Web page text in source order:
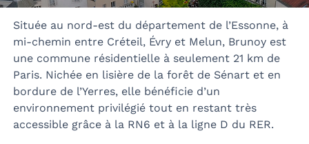
Située au nord-est du département de l’Essonne, à
mi-chemin entre Créteil, Évry et Melun, Brunoy est
une commune résidentielle à seulement 21 km de
Paris. Nichée en lisière de la forêt de Sénart et en
bordure de l’Yerres, elle bénéficie d’un
environnement privilégié tout en restant très
accessible grâce à la RN6 et à la ligne D du RER.